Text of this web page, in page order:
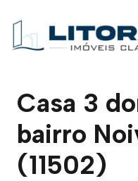
Casa 3
bairro
(11502)